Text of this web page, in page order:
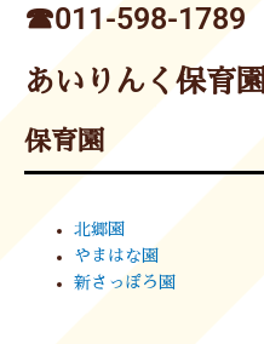
☎︎011-598-1789
あいりんく保育園
保育園
北郷園
やまはな園
新さっぽろ園